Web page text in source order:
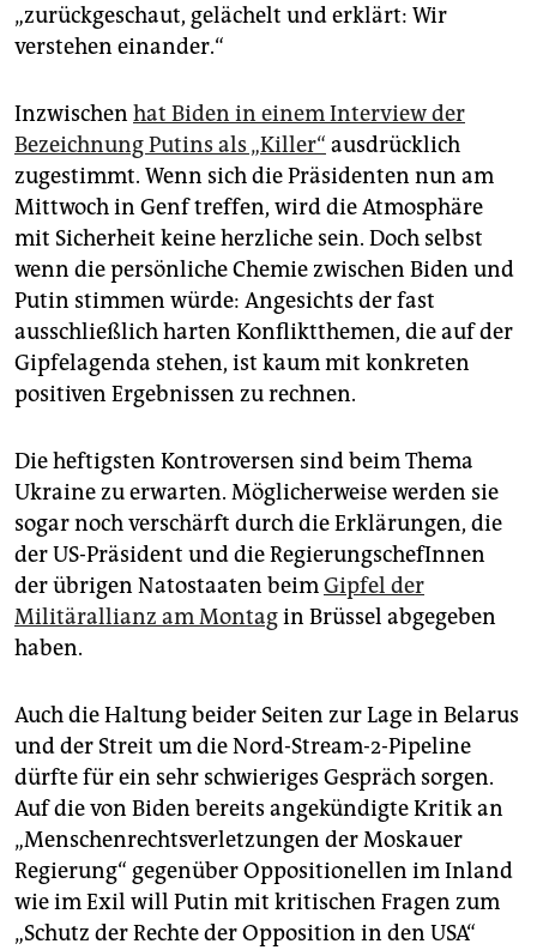
„zurückgeschaut, gelächelt und erklärt: Wir
verstehen einander.“
Inzwischen hat Biden in einem Interview der
Bezeichnung Putins als „Killer“ ausdrücklich
zugestimmt. Wenn sich die Präsidenten nun am
Mittwoch in Genf treffen, wird die Atmosphäre
mit Sicherheit keine herzliche sein. Doch selbst
wenn die persönliche ­Chemie zwischen Biden und
Putin stimmen würde: Angesichts der fast
ausschließlich harten Konfliktthemen, die auf der
Gipfel­agenda stehen, ist kaum mit konkreten
positiven Ergebnissen zu rechnen.
Die heftigsten Kontroversen sind beim Thema
Ukraine zu erwarten. Möglicherweise werden sie
sogar noch verschärft durch die Erklärungen, die
der US-Präsident und die Regierungs­chefInnen
der übrigen Natostaaten beimGipfel der
Militärallianz am Montagin Brüssel abgegeben
haben.
Auch die Haltung beider Seiten zur Lage in Belarus
und der Streit um die Nord-Stream-2-Pipeline
dürfte für ein sehr schwieriges Gespräch sorgen.
Auf die von Biden bereits angekündigte Kritik an
„Menschenrechtsverletzungen der Moskauer
Regierung“ gegenüber Oppositionellen im Inland
wie im Exil will Putin mit kritischen Fragen zum
„Schutz der Rechte der Opposition in den USA“